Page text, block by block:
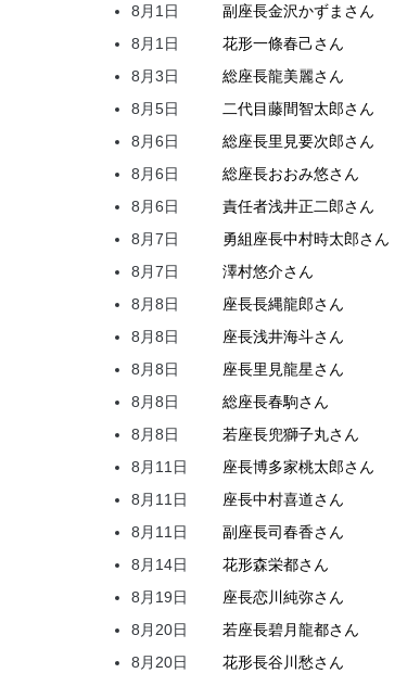
8月1日 副座長金沢かずま さん
8月1日
花形一條春己さん
8月3日
総座長龍美麗さん
8月5日
二代目藤間智太郎さん
8月6日
総座長里見要次郎さん
8月6日
総座長おおみ悠さん
8月6日
責任者浅井正二郎さん
8月7日
勇組座長中村時太郎さん
8月7日
澤村悠介さん
8月8日
座長長縄龍郎さん
8月8日
座長浅井海斗さん
8月8日
座長里見龍星さん
8月8日
総座長春駒さん
8月8日
若座長兜獅子丸さん
8月11日
座長博多家桃太郎さん
8月11日
座長中村喜道さん
8月11日
副座長司春香さん
8月14日
花形森栄都さん
8月19日
座長恋川 純弥さん
8月20日
若座長碧月龍都さん
8月20日
花形長谷川 愁さん